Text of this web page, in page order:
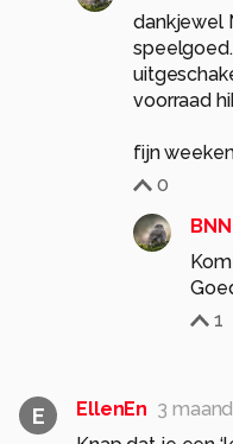
dankjewel
voorraad
fijn
0
BNN
1
E EllenEn 3